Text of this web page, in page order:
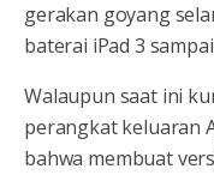
gerakan goyang
baterai iPad 3
Walaupun saat ini
perangkat keluaran
bahwa membuat